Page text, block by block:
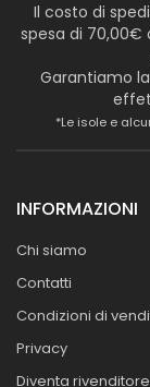
Il costo di
spesa di 70,00€
Garantiamo
*Le isole e
INFORMAZIONI
Chi siamo
Contatti
Condizioni di
Privacy
Diventa rivenditore